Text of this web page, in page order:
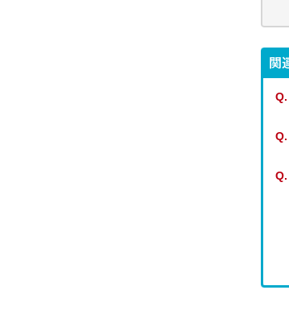
Q.
Q.
Q.